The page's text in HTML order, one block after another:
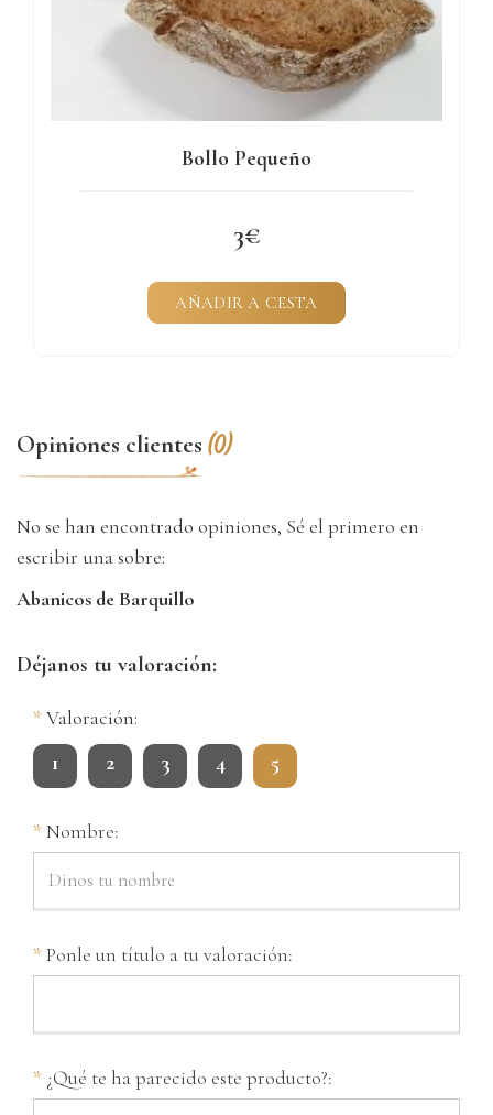
Bollo Pequeño
3
AÑADIR A CESTA
Opiniones clientes (0)
No se han encontrado opiniones, Sé el primero en
escribir una sobre:
Abanicos de Barquillo
Déjanos tu valoración:
*Valoración:
1 2 3 4 5
* Nombre:
*Ponle un título a tu valoración:
* ¿Qué te ha parecido este producto?: